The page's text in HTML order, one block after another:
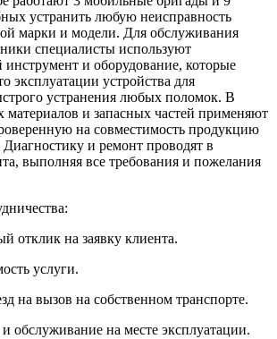
устранить любую неисправность
марки и модели. Для обслуживания
специалисты используют
и оборудование, которые
эксплуатации устройства для
устранения любых поломок. В
материалов и запасных частей применяют
на совместимость продукцию
Диагностику и ремонт проводят в
выполняя все требования и пожелания
на заявку клиента.
услуги.
вызов на собственном транспорте.
на месте эксплуатации.